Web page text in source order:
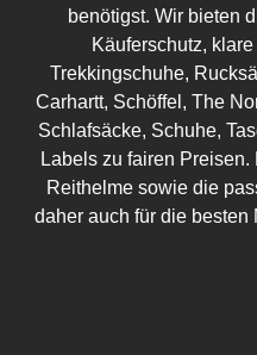
benötigst. Wir bieten
Käuferschutz,
Trekkingschuhe,
Carhartt, Schöffel, The
Schlafsäcke, Schuhe,
Labels zu fairen
Reithelme sowie die
daher auch für die besten